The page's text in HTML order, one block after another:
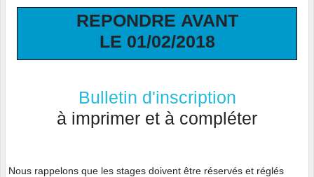
REPONDRE AVANT
LE 01/02/2018
Bulletin d'inscription
à imprimer et à compléter
Nous rappelons que les stages doivent être réservés et réglés